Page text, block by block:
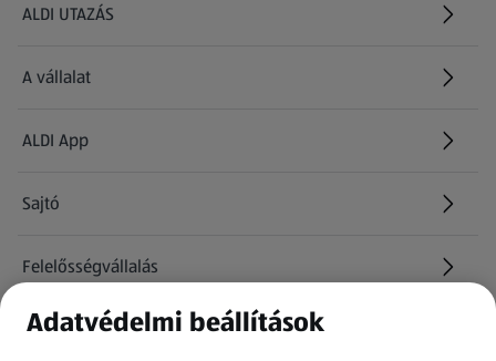
ALDI UTAZÁS
(új oldalon nyílik meg)
A vállalat
ALDI App
Sajtó
Felelősségvállalás
Információk
Adatvédelmi beállítások